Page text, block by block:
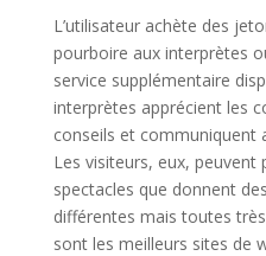
L’utilisateur achète des
pourboire aux interprètes
service supplémentaire
interprètes apprécient les
conseils et communiquent
Les visiteurs, eux,
spectacles que donnent
différentes mais toutes
sont les meilleurs sites de